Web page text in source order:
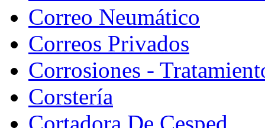
Correo Neumático
Correos Privados
Corrosiones -
Corstería
Cortadora De Cesped